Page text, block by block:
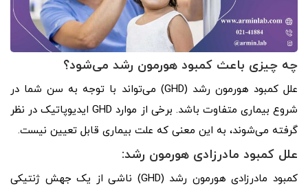
چه چیزی باعث کمبود هورمون رشد می‌شود؟
علل کمبود هورمون رشد (GHD) می‌تواند با توجه به سن شما در
شروع بیماری متفاوت باشد. برخی از موارد GHD ایدیوپاتیک در نظر
گرفته می‌شوند، به این معنی که علت بیماری قابل تعیین نیست.
علل کمبود مادرزادی هورمون رشد:
کمبود مادرزادی هورمون رشد (GHD) ناشی از یک جهش ژنتیکی